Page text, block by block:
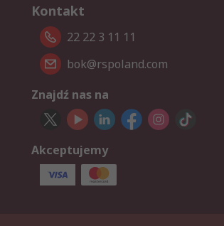
Kontakt
22 22 3 11 11
bok@rspoland.com
Znajdź nas na
Akceptujemy